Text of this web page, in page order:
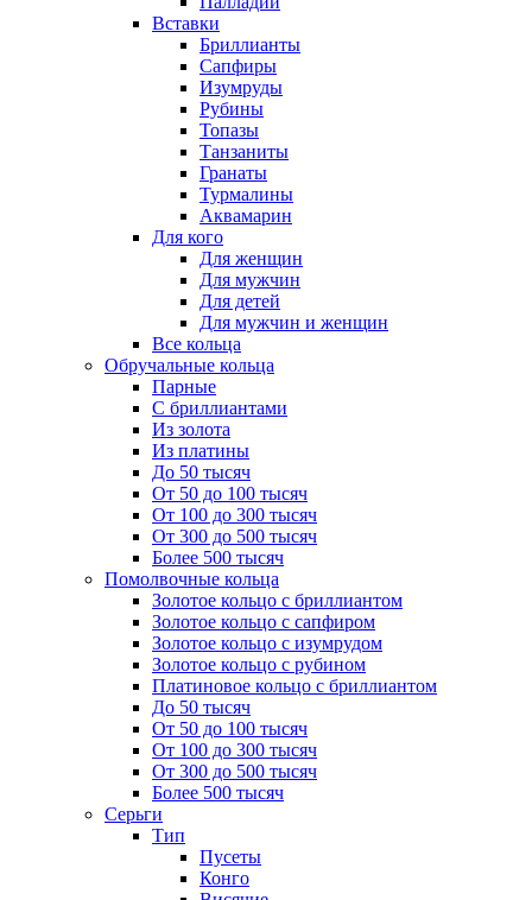
Вставки
Бриллианты
Сапфиры
Изумруды
Рубины
Топазы
Танзаниты
Гранаты
Турмалины
Аквамарин
Для кого
Для женщин
Для мужчин
Для детей
Для мужчин и женщин
Все кольца
Обручальные кольца
Парные
С бриллиантами
Из золота
Из платины
До 50 тысяч
От 50 до 100 тысяч
От 100 до 300 тысяч
От 300 до 500 тысяч
Более 500 тысяч
Помолвочные кольца
Золотое кольцо с бриллиантом
Золотое кольцо с сапфиром
Золотое кольцо с изумрудом
Золотое кольцо с рубином
Платиновое кольцо с бриллиантом
До 50 тысяч
От 50 до 100 тысяч
От 100 до 300 тысяч
От 300 до 500 тысяч
Более 500 тысяч
Серьги
Тип
Пусеты
Конго